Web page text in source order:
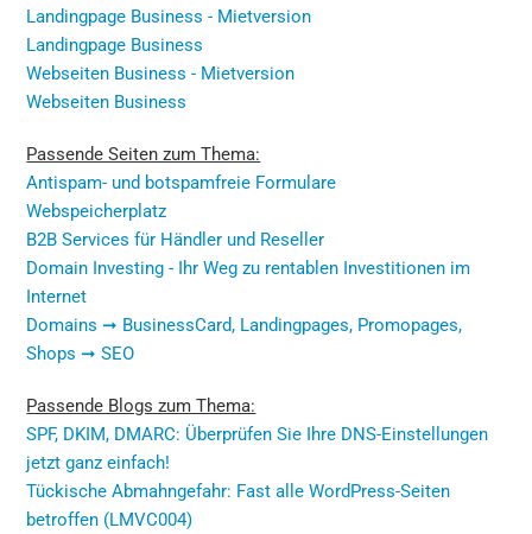
Landingpage Business - Mietversion
Landingpage Business
Webseiten Business - Mietversion
Webseiten Business
Passende Seiten zum Thema:
Antispam- und botspamfreie Formulare
Webspeicherplatz
B2B Services für Händler und Reseller
Domain Investing - Ihr Weg zu rentablen Investitionen im
Internet
Domains ➞ BusinessCard, Landingpages, Promopages,
Shops ➞ SEO
Passende Blogs zum Thema:
SPF, DKIM, DMARC: Überprüfen Sie Ihre DNS-Einstellungen
jetzt ganz einfach!
Tückische Abmahngefahr: Fast alle WordPress-Seiten
betroffen (LMVC004)